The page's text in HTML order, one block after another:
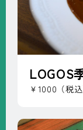
LOGOS
￥1000（税込